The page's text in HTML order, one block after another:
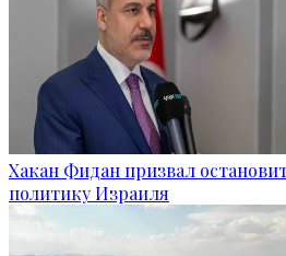
Хакан Фидан призвал
политику Израиля